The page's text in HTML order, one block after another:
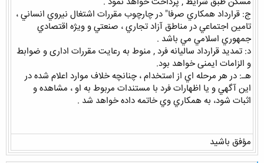
ج: قرارداد همكاري صرفا" در چارچوب مقررات اشتغال نيروي انساني ،
تامين اجتماعي در مناطق آزاد تجاري ، صنعتي و ويژه اقتصادي
جمهوري اسلامي مي باشد .
د: تمدید قرارداد سالیانه فرد , منوط به رعایت مقررات اداری و ضوابط
و الزامات ایمنی خواهد بود.
هـ: در هر مرحله اي از استخدام ، چنانچه خلاف موارد اعلام شده در
اين آگهي و يا اظهارات فرد با مستندات مربوط به او ، مشاهده و
اثبات شود، به همكاري وي خاتمه داده خواهد شد .
مؤفق باشيد